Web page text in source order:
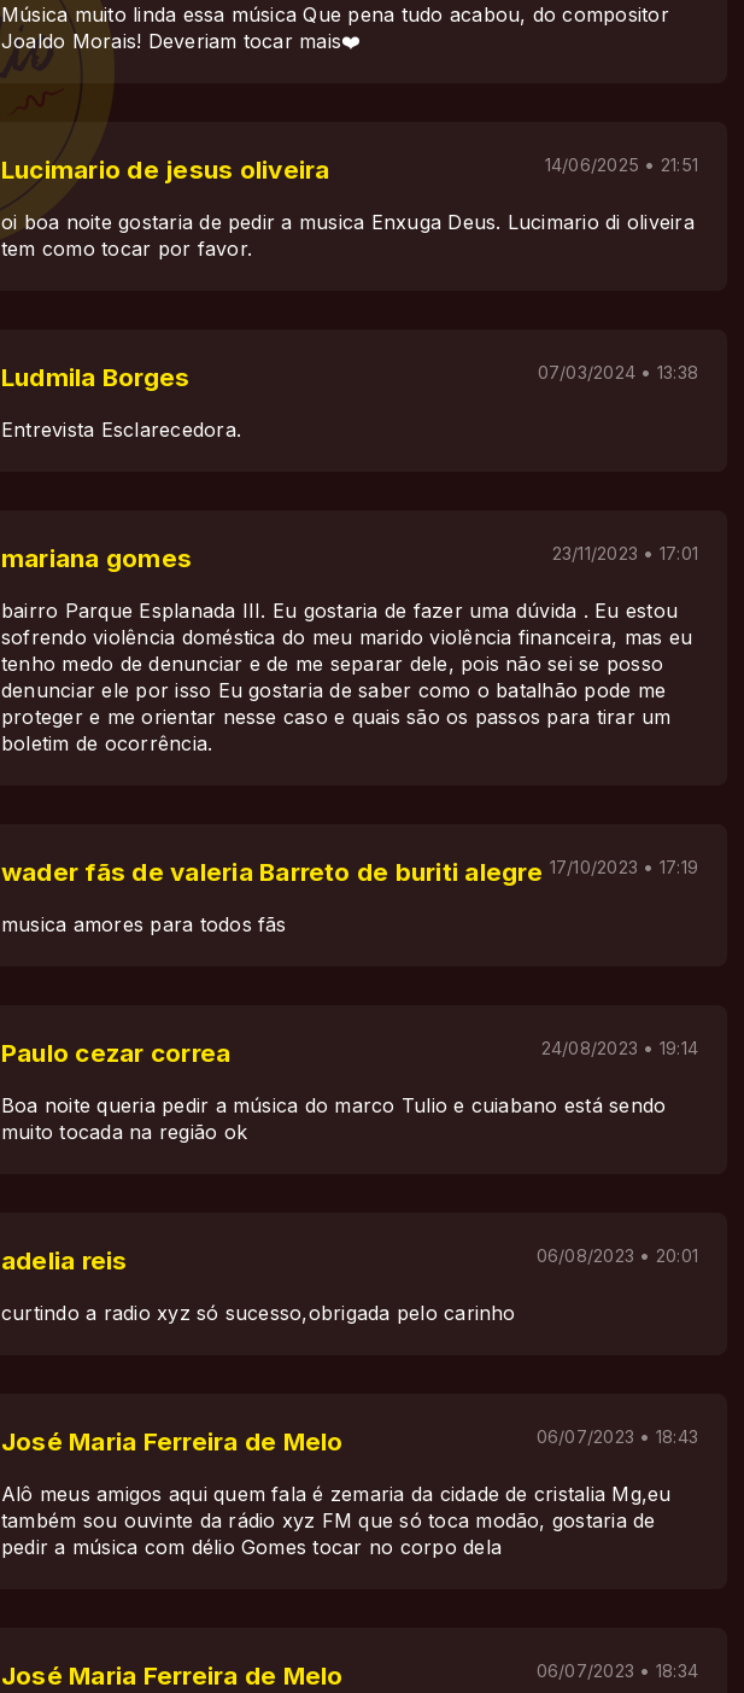
Música muito linda essa música Que pena tudo acabou, do compositor
Joaldo Morais! Deveriam tocar mais❤️
Lucimario de jesus oliveira 14/06/2025 • 21:51
oi boa noite gostaria de pedir a musica Enxuga Deus. Lucimario di oliveira
tem como tocar por favor.
Ludmila Borges 07/03/2024 • 13:38
Entrevista Esclarecedora.
mariana gomes 23/11/2023 • 17:01
bairro Parque Esplanada III. Eu gostaria de fazer uma dúvida . Eu estou
sofrendo violência doméstica do meu marido violência financeira, mas eu
tenho medo de denunciar e de me separar dele, pois não sei se posso
denunciar ele por isso Eu gostaria de saber como o batalhão pode me
proteger e me orientar nesse caso e quais são os passos para tirar um
boletim de ocorrência.
wader fãs de valeria Barreto de buriti alegre 17/10/2023 • 17:19
musica amores para todos fãs
Paulo cezar correa 24/08/2023 • 19:14
Boa noite queria pedir a música do marco Tulio e cuiabano está sendo
muito tocada na região ok
adelia reis 06/08/2023 • 20:01
curtindo a radio xyz só sucesso,obrigada pelo carinho
José Maria Ferreira de Melo 06/07/2023 • 18:43
Alô meus amigos aqui quem fala é zemaria da cidade de cristalia Mg,eu
também sou ouvinte da rádio xyz FM que só toca modão, gostaria de
pedir a música com délio Gomes tocar no corpo dela
José Maria Ferreira de Melo 06/07/2023 • 18:34